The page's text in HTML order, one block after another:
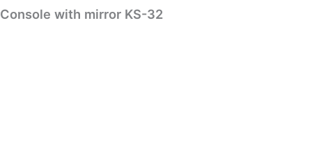
Console with mirror KS-32